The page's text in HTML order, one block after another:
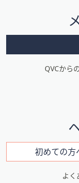
メ
ニ
ン
QVCから
初めての方
よく